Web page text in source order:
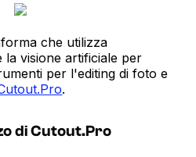
che utilizza
la visione artificiale per
per l'editing di foto e
.
di Cutout.Pro